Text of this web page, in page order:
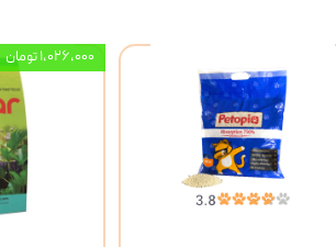
۱,۰۲۶,۰۰۰ تومان